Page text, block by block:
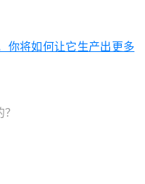
你将如何让它生产出更多